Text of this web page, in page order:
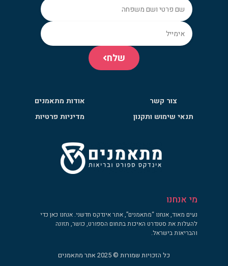
שלח
צור קשר
אודות מתאמנים
תנאי שימוש ותקנון
מדיניות פרטיות
מי אנחנו
נעים מאוד, אנחנו “מתאמנים”, אתר אינדקס חדשני. אנחנו כאן כדי
להעלות את סטנדרט האיכות בתחום הספורט, כושר, תזונה
והבריאות בישראל.
כל הזכויות שמורות © 2025 אתר מתאמנים